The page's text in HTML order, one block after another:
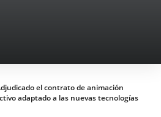
el contrato de animación
adaptado a las nuevas tecnologías